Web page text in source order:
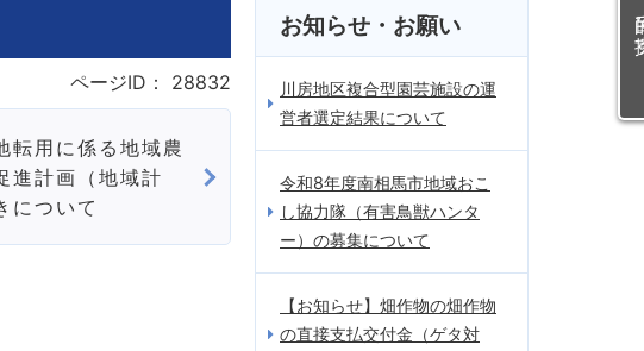
目
ページID： 28832
転用に係る地域農
進計画（地域計
について
お知らせ・お願い
川房地区複合型園芸施設の運
営者選定結果について
令和8年度南相馬市地域おこ
し協力隊（有害鳥獣ハンタ
ー）の募集について
【お知らせ】畑作物の畑作物
の直接支払交付金（ゲタ対